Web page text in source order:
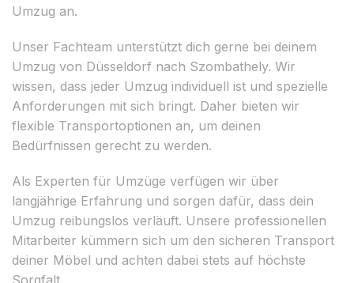
Umzug an.
Unser Fachteam unterstützt dich gerne bei deinem
Umzug von Düsseldorf nach Szombathely. Wir
wissen, dass jeder Umzug individuell ist und spezielle
Anforderungen mit sich bringt. Daher bieten wir
flexible Transportoptionen an, um deinen
Bedürfnissen gerecht zu werden.
Als Experten für Umzüge verfügen wir über
langjährige Erfahrung und sorgen dafür, dass dein
Umzug reibungslos verläuft. Unsere professionellen
Mitarbeiter kümmern sich um den sicheren Transport
deiner Möbel und achten dabei stets auf höchste
Sorgfalt.